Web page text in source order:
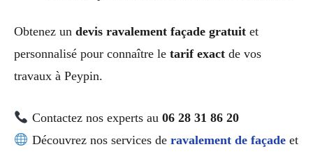
Obtenez un devis ravalement façade gratuit et
personnalisé pour connaître le tarif exact de vos
travaux à Peypin.
Contactez nos experts au 06 28 31 86 20
Découvrez nos services de ravalement de façadeet